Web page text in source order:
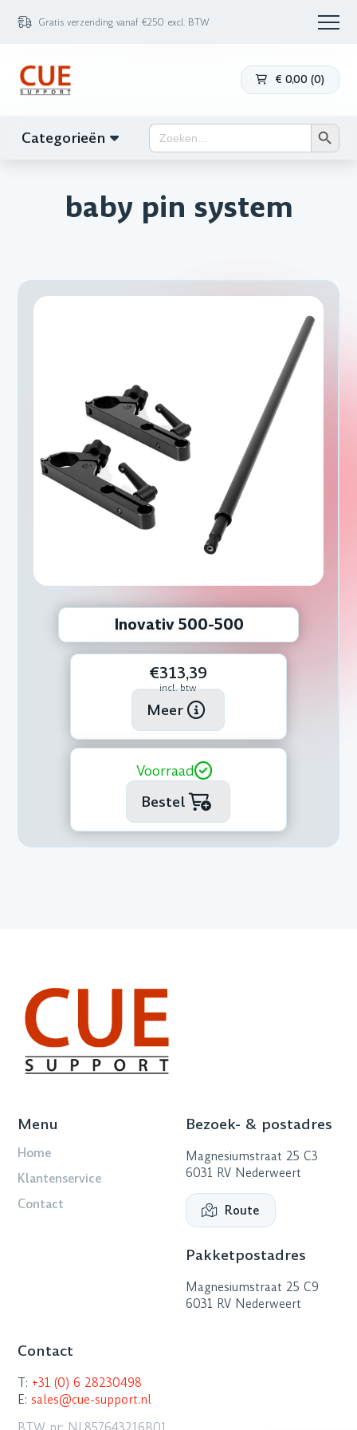
Gratis verzending vanaf €250 excl. BTW
€ 0,00 (0)
Categorieën Zoek
naar:
baby pin system
Inovativ 500-500
€313,39
incl. btw
Meer
Voorraad
Bestel
Menu
Home
Klantenservice
Contact
Bezoek- & postadres
Magnesiumstraat 25 C3
6031 RV Nederweert
Route
Pakketpostadres
Magnesiumstraat 25 C9
6031 RV Nederweert
Contact
T: +31 (0) 6 28230498
E:sales@cue-support.nl